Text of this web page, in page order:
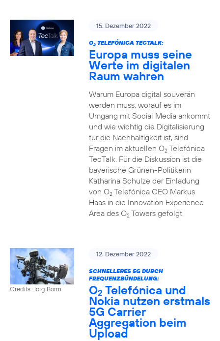
15. Dezember 2022
O2TELEFÓNICA TECTALK:
Europa muss seine
Werte im digitalen
Raum wahren
Warum Europa digital souverän
werden muss, worauf es im
Umgang mit Social Media ankommt
und wie wichtig die Digitalisierung
für die Nachhaltigkeit ist, sind
Fragen im aktuellen O2Telefónica
TecTalk. Für die Diskussion ist die
bayerische Grünen-Politikerin
Katharina Schulze der Einladung
von O2Telefónica CEO Markus
Haas in die Innovation Experience
Area des O2Towers gefolgt.
Credits: Jörg Borm
12. Dezember 2022
SCHNELLERES 5G DURCH
FREQUENZBÜNDELUNG:
O2 Telefónica und
Nokia nutzen erstmals
5G Carrier
Aggregation beim
Upload